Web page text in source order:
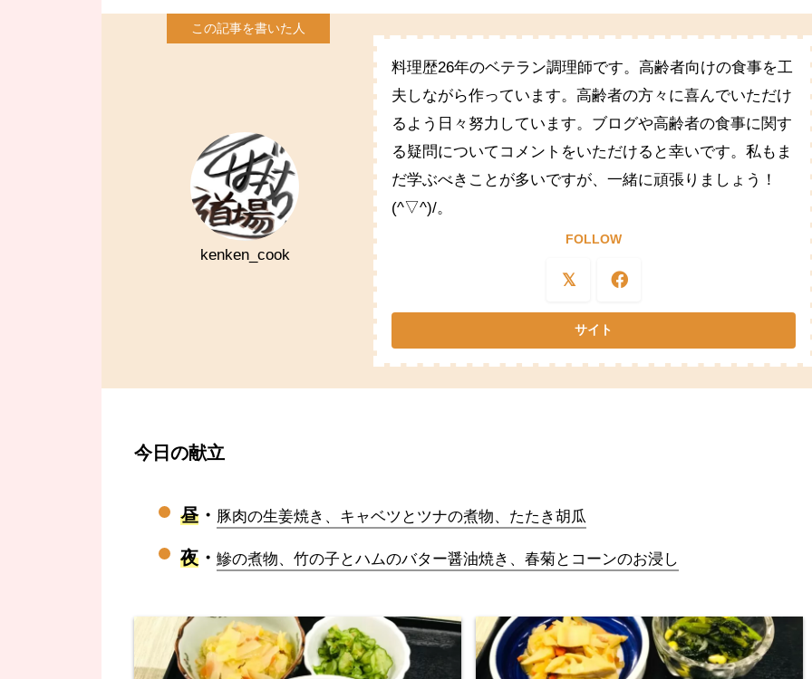
kenken_cook
料理歴26年のベテラン調理師です。高齢者向けの食事を工
夫しながら作っています。高齢者の方々に喜んでいただけ
るよう日々努力しています。ブログや高齢者の食事に関す
る疑問についてコメントをいただけると幸いです。私もま
だ学ぶべきことが多いですが、一緒に頑張りましょう！
(^▽^)/。
FOLLOW
今日の献立
昼・ 豚肉の生姜焼き、キャベツとツナの煮物、たたき胡瓜
夜 ・ 鰺の煮物、竹の子とハムのバター醤油焼き、春菊とコーンのお浸し